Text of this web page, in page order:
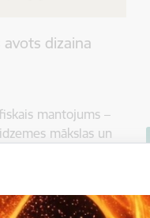
dizaina
mantojums –
mākslas un
līdz 21.
profesionālās
pasākums, tās
līdz 17.